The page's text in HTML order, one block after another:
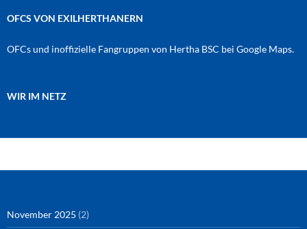
OFCS VON EXILHERTHANERN
OFCs und inoffizielle Fangruppen von Hertha BSC bei Google Maps.
WIR IM NETZ
November 2025 (2)